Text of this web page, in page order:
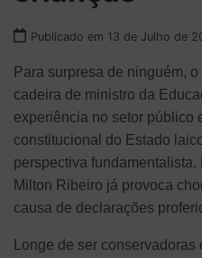
Publicado em 13 de Julho de
Para surpresa de ninguém,
cadeira de ministro da
experiência no setor público
constitucional do Estado
perspectiva
Milton Ribeiro já provoca
causa de declarações
Longe de ser